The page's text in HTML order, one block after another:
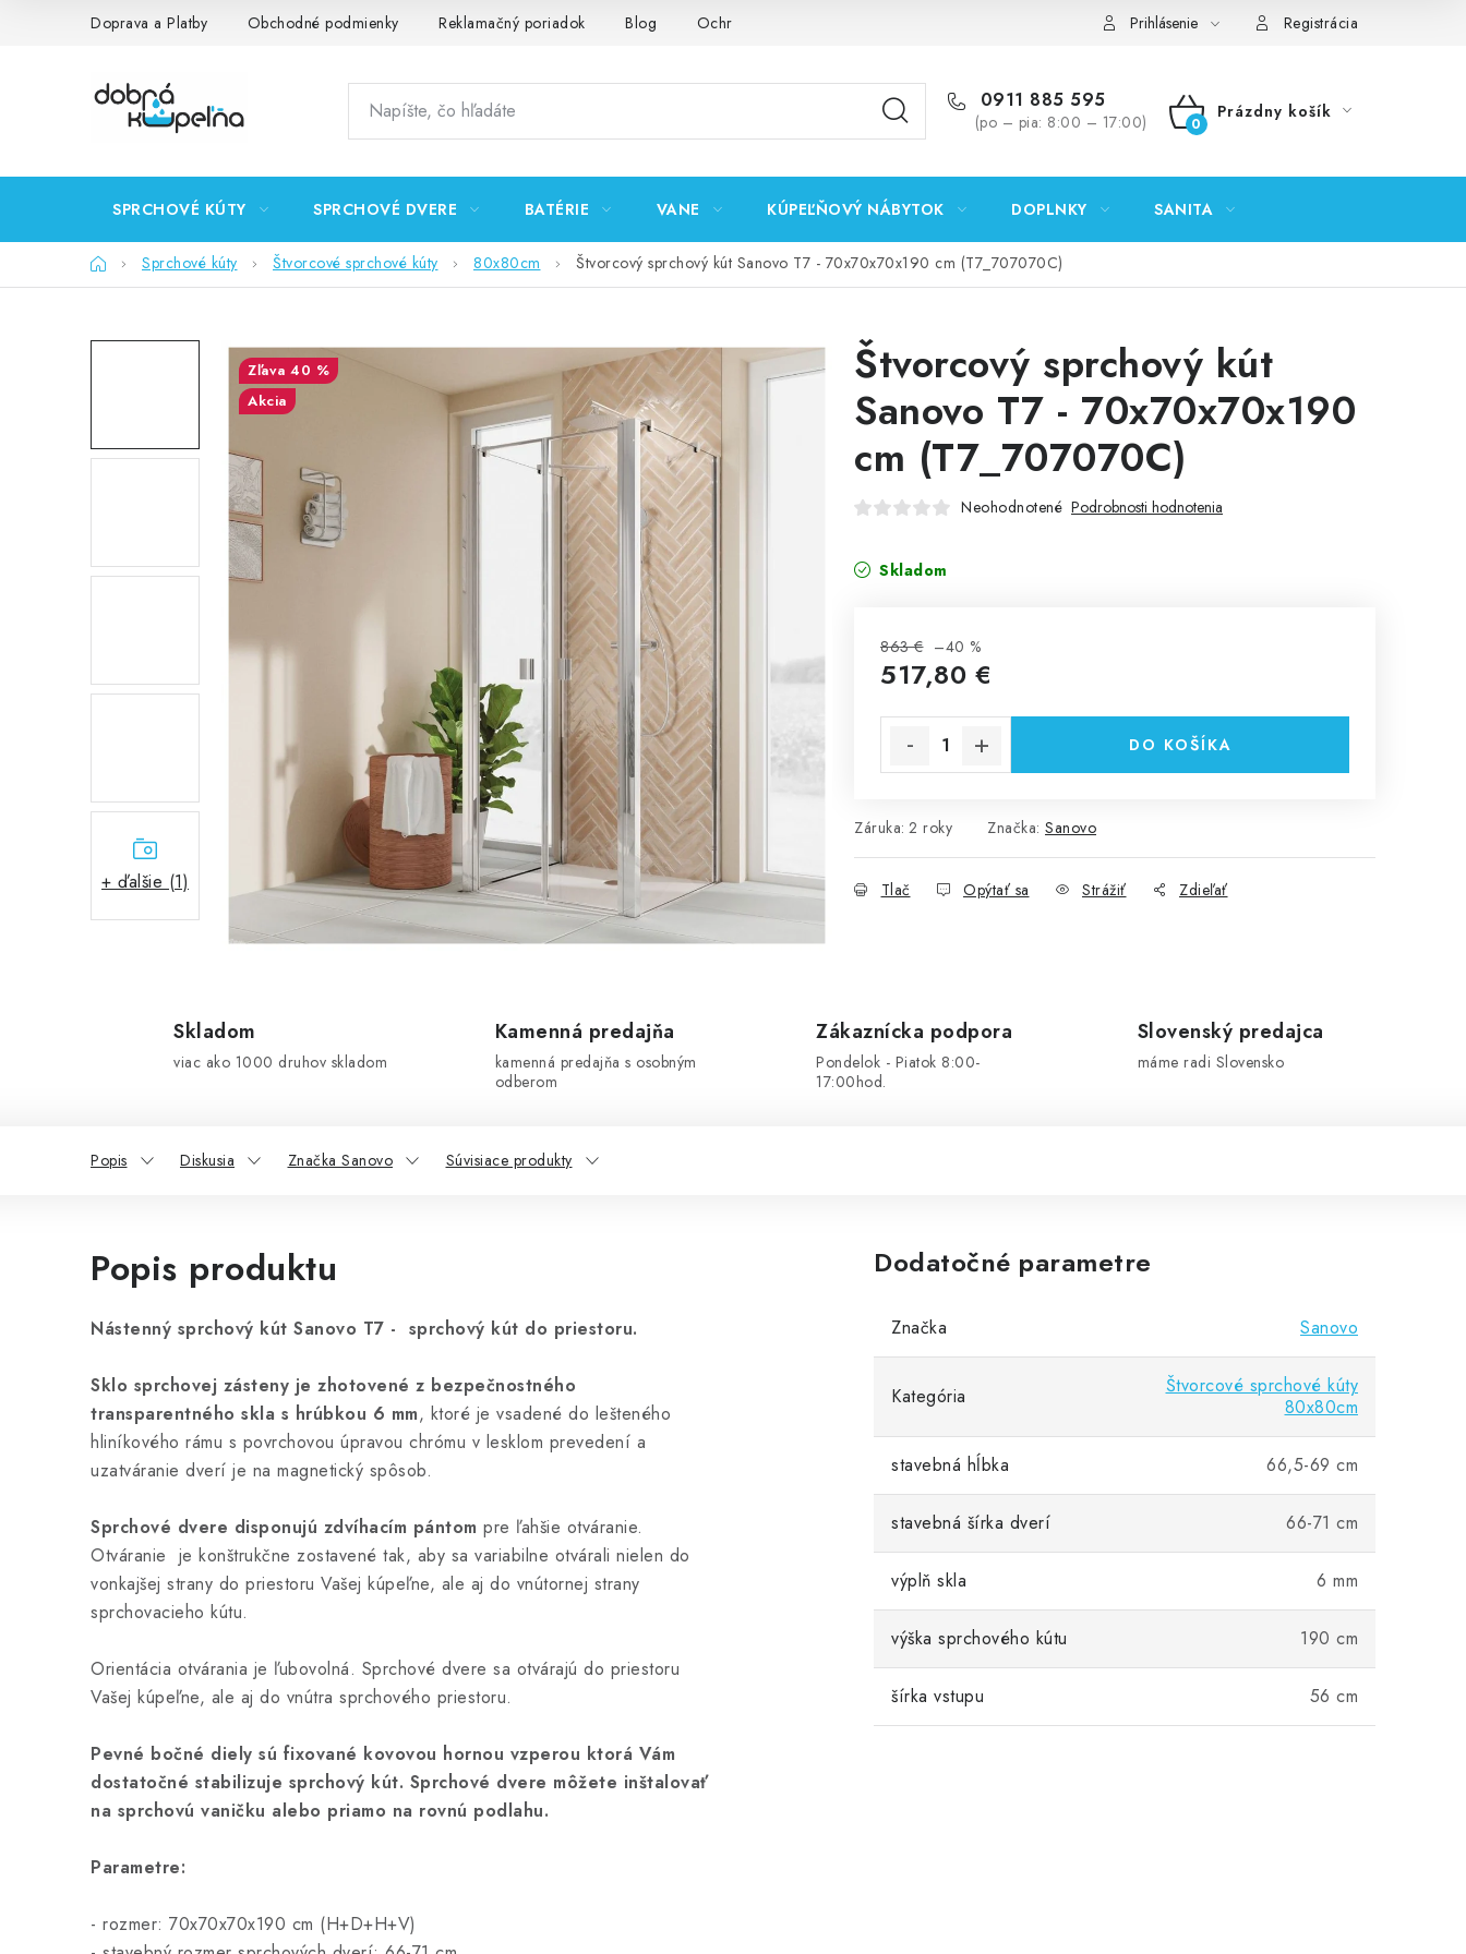
Doprava a Platby Obchodné podmienky Reklamačný poriadok Blog Ochrana osobných údajov GDPR Predajňa Nitra Formulár na vrátenie tovaru
Prihlásenie Registrácia
0911 885 595
(po – pia: 8:00 – 17:00)
NÁKUPNÝ
Prázdny košík
SPRCHOVÉ KÚTY SPRCHOVÉ DVERE BATÉRIE VANE KÚPEĽŇOVÝ NÁBYTOK DOPLNKY SANITA
DomovSprchové kúty Štvorcové sprchové kúty 80x80cm Štvorcový sprchový kút Sanovo T7 - 70x70x70x190 cm (T7_707070C)
+ ďalšie (1)
Štvorcový sprchový kút
Sanovo T7 - 70x70x70x190
cm (T7_707070C)
Neohodnotené Podrobnosti hodnotenia
Skladom
863 € –40 %
517,80 €
DO KOŠÍKA
Záruka: 2 roky Značka: Sanovo
Tlač Opýtať sa Strážiť Zdieľať
40 %
Akcia
Skladom
viac ako 1000 druhov skladom
Kamenná predajňa
kamenná predajňa s osobným
odberom
Zákaznícka podpora
Pondelok - Piatok 8:00-
17:00hod.
Slovenský predajca
máme radi Slovensko
Popis Diskusia Značka Sanovo Súvisiace produkty
Popis produktu
Nástenný sprchový kút Sanovo T7 - sprchový kút do priestoru.
Sklo sprchovej zásteny je zhotovené z bezpečnostného
transparentného skla s hrúbkou 6 mm, ktoré je vsadené do lešteného
hliníkového rámu s povrchovou úpravou chrómu v lesklom prevedení a
uzatváranie dverí je na magnetický spôsob.
Sprchové dvere disponujú zdvíhacím pántom pre ľahšie otváranie.
Otváranie je konštrukčne zostavené tak, aby sa variabilne otvárali nielen do
vonkajšej strany do priestoru Vašej kúpeľne, ale aj do vnútornej strany
sprchovacieho kútu.
Orientácia otvárania je ľubovolná. Sprchové dvere sa otvárajú do priestoru
Vašej kúpeľne, ale aj do vnútra sprchového priestoru.
Pevné bočné diely sú fixované kovovou hornou vzperou ktorá Vám
dostatočné stabilizuje sprchový kút. Sprchové dvere môžete inštalovať
na sprchovú vaničku alebo priamo na rovnú podlahu.
Parametre:
- rozmer: 70x70x70x190 cm (H+D+H+V)
Dodatočné parametre
Značka Sanovo
Kategória
Štvorcové sprchové kúty
80x80cm
stavebná hĺbka 66,5-69 cm
stavebná šírka dverí 66-71 cm
výplň skla 6 mm
výška sprchového kútu 190 cm
šírka vstupu 56 cm